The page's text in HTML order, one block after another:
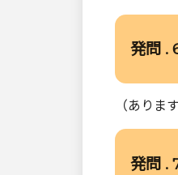
発問 .
（あります
発問 .